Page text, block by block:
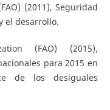
(2011), Seguridad
el desarrollo.
(FAO) (2015),
para 2015 en
de los desiguales